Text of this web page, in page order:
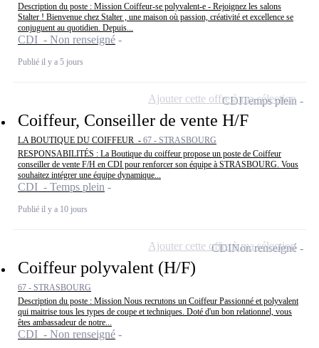
Description du poste : Mission Coiffeur-se polyvalent-e - Rejoignez les salons
Stalter ! Bienvenue chez Stalter , une maison où passion, créativité et excellence se
conjuguent au quotidien. Depuis...
CDI - Non renseigné
Publié il y a 5 jours
Coiffeur, Conseiller de vente H/F
LA BOUTIQUE DU COIFFEUR - 67 - STRASBOURG
RESPONSABILITÉS : La Boutique du coiffeur propose un poste de Coiffeur
conseiller de vente F/H en CDI pour renforcer son équipe à STRASBOURG. Vous
souhaitez intégrer une équipe dynamique...
CDI - Temps plein
Publié il y a 10 jours
CDITemps plein
Ajouter cette offre à ma sélection
Coiffeur polyvalent (H/F)
67 - STRASBOURG
Description du poste : Mission Nous recrutons un Coiffeur Passionné et polyvalent
qui maitrise tous les types de coupe et techniques. Doté d'un bon relationnel, vous
êtes ambassadeur de notre...
CDI - Non renseigné
CDINon renseigné
Ajouter cette offre à ma sélection